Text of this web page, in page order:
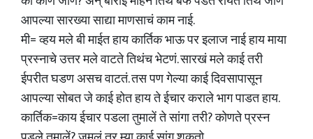
आपल्या सारख्या साद्या माणसाचं काम नाई.
मी= व्हय मले बी माईत हाय कार्तिक भाऊ पर इलाज नाई हाय माया
प्रस्नाचे उत्तर मले वाटते तिथंच भेटणं. सारखं मले काई तरी
ईपरीत घडण असच वाटतं. तस पण गेल्या काई दिवसापासून
आपल्या सोबत जे काई होत हाय ते ईचार कराले भाग पाडत हाय.
कार्तिक=काय ईचार पडला तुमालें ते सांगा तरी? कोणते प्रस्न